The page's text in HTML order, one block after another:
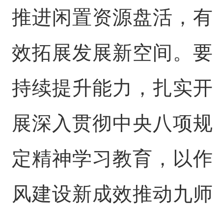
推进闲置资源盘活，有
效拓展发展新空间。要
持续提升能力，扎实开
展深入贯彻中央八项规
定精神学习教育，以作
风建设新成效推动九师